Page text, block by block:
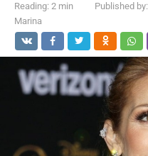
Reading: 2 min Published by:
Marina